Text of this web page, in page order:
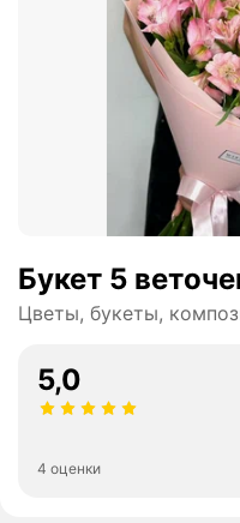
Букет 5
Цветы, букеты,
5,0
4 оценки